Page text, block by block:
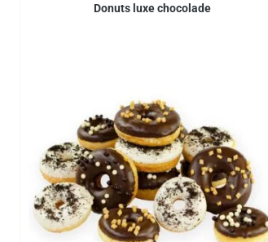
Donuts luxe chocolade